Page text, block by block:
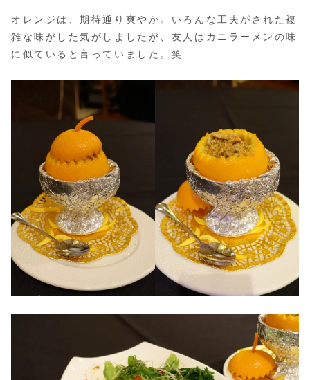
オレンジは、期待通り爽やか。いろんな工夫がされた複
雑な味がした気がしましたが、友人はカニラーメンの味
に似ていると言っていました。笑